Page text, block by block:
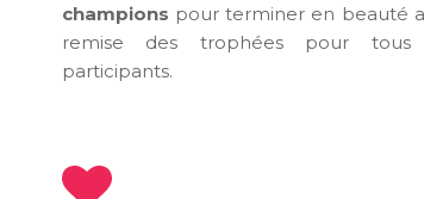
champions pour terminer en beauté
remise des trophées pour tous
participants.